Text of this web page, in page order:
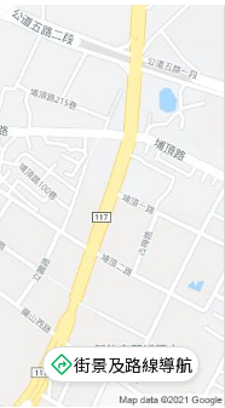
街景及路線導航